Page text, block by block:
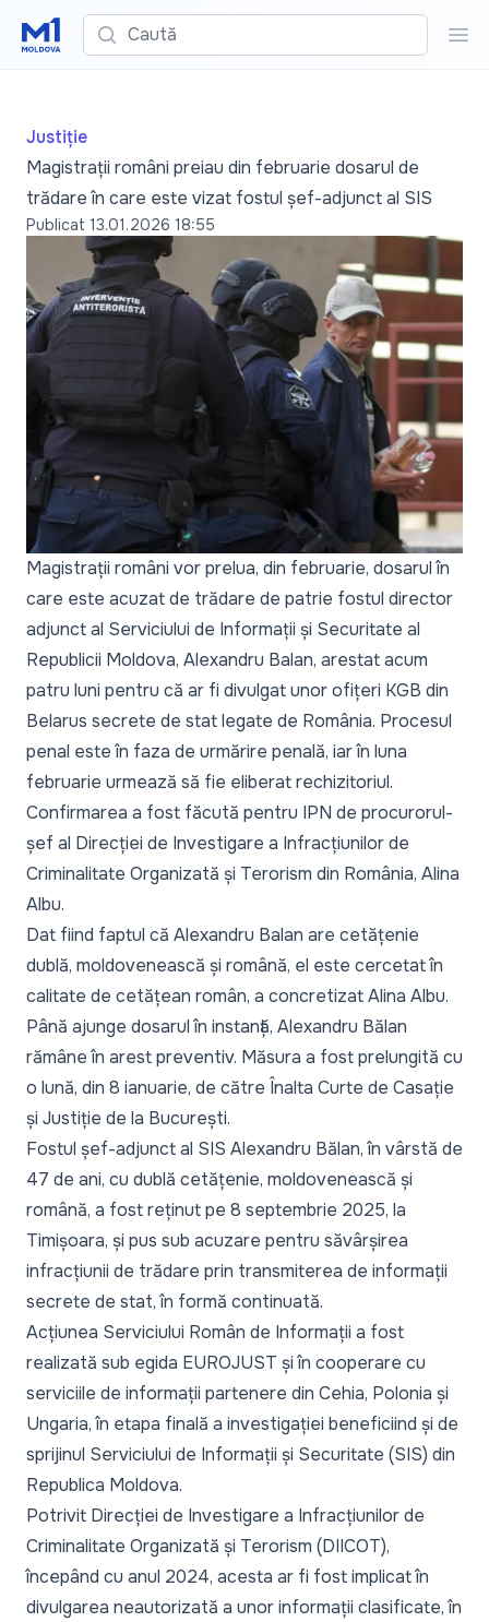
Caută
Justiție
Magistrații români preiau din februarie dosarul de
trădare în care este vizat fostul șef-adjunct al SIS
Publicat 13.01.2026 18:55
Magistrații români vor prelua, din februarie, dosarul în
care este acuzat de trădare de patrie fostul director
adjunct al Serviciului de Informații și Securitate al
Republicii Moldova, Alexandru Balan, arestat acum
patru luni pentru că ar fi divulgat unor ofițeri KGB din
Belarus secrete de stat legate de România. Procesul
penal este în faza de urmărire penală, iar în luna
februarie urmează să fie eliberat rechizitoriul.
Confirmarea a fost făcută pentru IPN de procurorul-
șef al Direcției de Investigare a Infracțiunilor de
Criminalitate Organizată și Terorism din România, Alina
Albu.
Dat fiind faptul că Alexandru Balan are cetățenie
dublă, moldovenească și română, el este cercetat în
calitate de cetățean român, a concretizat Alina Albu.
Până ajunge dosarul în instanță, Alexandru Bălan
rămâne în arest preventiv. Măsura a fost prelungită cu
o lună, din 8 ianuarie, de către Înalta Curte de Casație
și Justiție de la București.
Fostul șef-adjunct al SIS Alexandru Bălan, în vârstă de
47 de ani, cu dublă cetățenie, moldovenească și
română, a fost reținut pe 8 septembrie 2025, la
Timișoara, și pus sub acuzare pentru săvârșirea
infracțiunii de trădare prin transmiterea de informații
secrete de stat, în formă continuată.
Acțiunea Serviciului Român de Informații a fost
realizată sub egida EUROJUST și în cooperare cu
serviciile de informații partenere din Cehia, Polonia și
Ungaria, în etapa finală a investigației beneficiind și de
sprijinul Serviciului de Informații și Securitate (SIS) din
Republica Moldova.
Potrivit Direcției de Investigare a Infracțiunilor de
Criminalitate Organizată și Terorism (DIICOT),
începând cu anul 2024, acesta ar fi fost implicat în
divulgarea neautorizată a unor informații clasificate, în